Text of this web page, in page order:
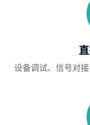
设备调试、信号对